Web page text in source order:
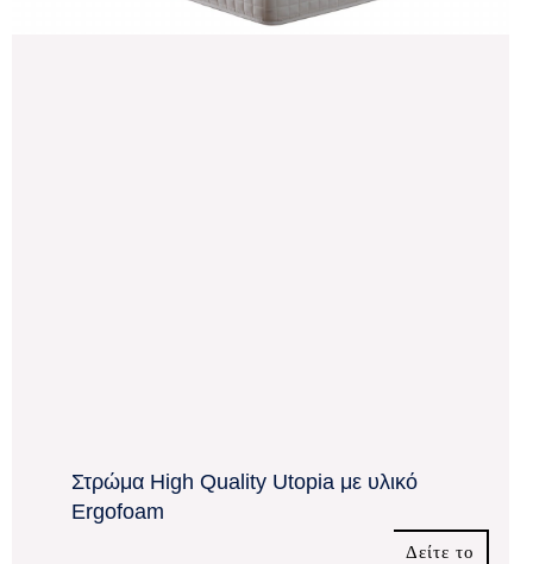
Στρώμα High Quality Utopia με υλικό
Ergofoam
Δείτε το